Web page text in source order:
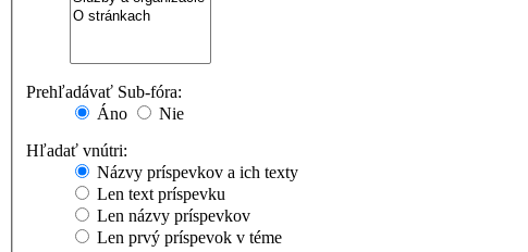
Prehľadávať Sub-fóra:
Áno
Nie
Hľadať vnútri:
Názvy príspevkov a ich texty
Len text príspevku
Len názvy príspevkov
Len prvý príspevok v téme